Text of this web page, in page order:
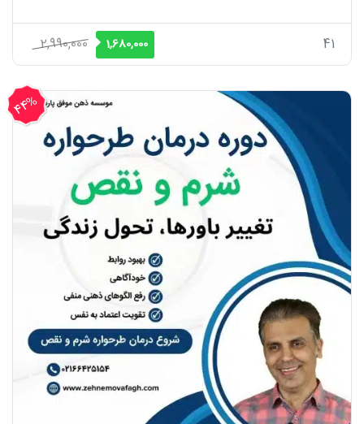
41
2,990,000
قیمت
اصلی
2,990,000 ریال
1,680,000 قیمت
فعلی
1,680,000 ریال
44%
تخفیف